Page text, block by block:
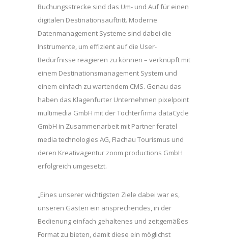
Buchungsstrecke sind das Um- und Auf für einen
digitalen Destinationsauftritt. Moderne
Datenmanagement Systeme sind dabei die
Instrumente, um effizient auf die User-
Bedürfnisse reagieren zu können – verknüpft mit
einem Destinationsmanagement System und
einem einfach zu wartendem CMS. Genau das
haben das Klagenfurter Unternehmen pixelpoint
multimedia GmbH mit der Tochterfirma dataCycle
GmbH in Zusammenarbeit mit Partner feratel
media technologies AG, Flachau Tourismus und
deren Kreativagentur zoom productions GmbH
erfolgreich umgesetzt.
„Eines unserer wichtigsten Ziele dabei war es,
unseren Gästen ein ansprechendes, in der
Bedienung einfach gehaltenes und zeitgemäßes
Format zu bieten, damit diese ein möglichst